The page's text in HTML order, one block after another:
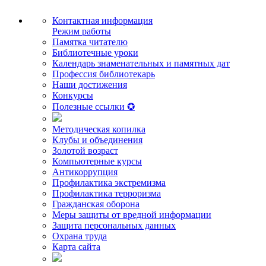
Контактная информация
Режим работы
Памятка читателю
Библиотечные уроки
Календарь знаменательных и памятных дат
Профессия библиотекарь
Наши достижения
Конкурсы
Полезные ссылки ✪
Методическая копилка
Клубы и объединения
Золотой возраст
Компьютерные курсы
Антикоррупция
Профилактика экстремизма
Профилактика терроризма
Гражданская оборона
Меры защиты от вредной информации
Защита персональных данных
Охрана труда
Карта сайта